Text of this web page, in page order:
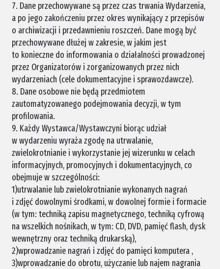
7. Dane przechowywane są przez czas trwania Wydarzenia,
a po jego zakończeniu przez okres wynikający z przepisów
o archiwizacji i przedawnieniu roszczeń. Dane mogą być
przechowywane dłużej w zakresie, w jakim jest
to konieczne do informowania o działalności prowadzonej
przez Organizatorów i zorganizowanych przez nich
wydarzeniach (cele dokumentacyjne i sprawozdawcze).
8. Dane osobowe nie będą przedmiotem
zautomatyzowanego podejmowania decyzji, w tym
profilowania.
9. Każdy Wystawca/Wystawczyni biorąc udział
w wydarzeniu wyraża zgodę na utrwalanie,
zwielokrotnianie i wykorzystanie jej wizerunku w celach
informacyjnych, promocyjnych i dokumentacyjnych, co
obejmuje w szczególności:
1)utrwalanie lub zwielokrotnianie wykonanych nagrań
i zdjęć dowolnymi środkami, w dowolnej formie i formacie
(w tym: techniką zapisu magnetycznego, techniką cyfrową
na wszelkich nośnikach, w tym: CD, DVD, pamięć flash, dysk
wewnętrzny oraz techniką drukarską),
2)wprowadzanie nagrań i zdjęć do pamięci komputera ,
3)wprowadzanie do obrotu, użyczanie lub najem nagrania